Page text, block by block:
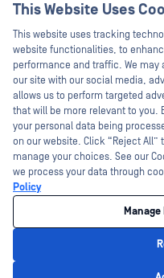
技術檔案
訓練
漏洞通報計畫
合作夥伴
認證
技術合作夥伴
管道合作夥伴計劃
©2026OPSWAT . 保留所有權利。
MetaAccess、OPSWAT 、Trust no
World's Critical Infrastructure、Deep
DFI、RetroHunt、Deep File
管理
This Website Uses
This website uses tracking
website functionalities, to
performance and traffic. We
our site with our social media,
allows us to perform targeted
that will be more relevant to you.
your personal data being
on our website. Click “Reject All”
manage your choices. See our
we process your data through
Policy
Manage
Hey
I'm
How
today?